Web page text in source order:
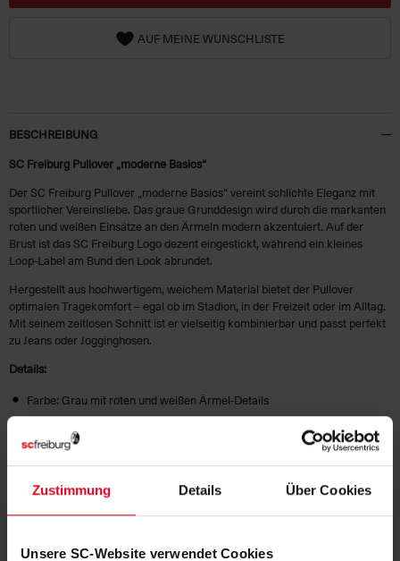
Zustimmung Details Über Cookies
Unsere SC-Website verwendet Cookies
AUF MEINE WUNSCHLISTE
BESCHREIBUNG
SC Freiburg Pullover „moderne Basics“
Der SC Freiburg Pullover „moderne Basics“ vereint schlichte Eleganz mit
sportlicher Vereinsliebe. Das graue Grunddesign wird durch die markanten
roten und weißen Einsätze an den Ärmeln modern akzentuiert. Auf der
Brust ist das SC Freiburg Logo dezent eingestickt, während ein kleines
Loop-Label am Bund den Look abrundet.
Hergestellt aus hochwertigem, weichem Material bietet der Pullover
optimalen Tragekomfort – egal ob im Stadion, in der Freizeit oder im Alltag.
Mit seinem zeitlosen Schnitt ist er vielseitig kombinierbar und passt perfekt
zu Jeans oder Jogginghosen.
Details:
Farbe: Grau mit roten und weißen Ärmel-Details
Eingesticktes SC Freiburg Brustlogo
Loop-Label am Saum
Moderner, sportlicher Schnitt